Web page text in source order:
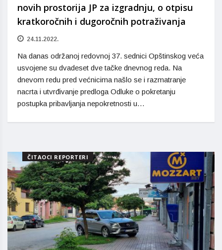
novih prostorija JP za izgradnju, o otpisu
kratkoročnih i dugoročnih potraživanja
24.11.2022.
Na danas održanoj redovnoj 37. sednici Opštinskog veća
usvojene su dvadeset dve tačke dnevnog reda. Na
dnevom redu pred većnicima našlo se i razmatranje
nacrta i utvrđivanje predloga Odluke o pokretanju
postupka pribavljanja nepokretnosti u…
ČITAOCI REPORTERI